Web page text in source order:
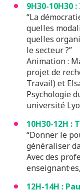
9H30-10H30 :
“La
quelles
quelles
le secteur ?”
Animation:
projet de
Travail) et
Psychologie
université
10H30-12H :
“Donner le
généraliser
Avec des
12H-14H :